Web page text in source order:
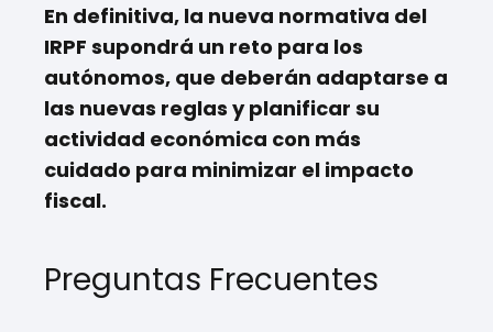
En definitiva, la nueva normativa del
IRPF supondrá un reto para los
autónomos, que deberán adaptarse a
las nuevas reglas y planificar su
actividad económica con más
cuidado para minimizar el impacto
fiscal.
Preguntas Frecuentes